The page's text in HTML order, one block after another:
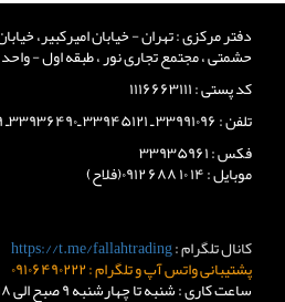
دفتر مرکزی : تهران - خیابان امیرکبیر،
حشمتی ، مجتمع تجاری نور ، طبقه اول - واحد ۲۰۶
کد پستی : ۱۱۱۶۶۶۳۱۱۱
تلفن : ۳۳۹۹۱۰۹۶ ـ ۳۳۹۴۵۱۲۱ ـ۳۳۹۳۶۴۹۰ـ ۳۳۹۳۶۴۵۹ ـ ۳۳۹۳۶۴۳۸
فکس : ۳۳۹۳۵۹۶۱
موبایل : ۱۴ ۱۰ ۶۸۸ ۰۹۱۲(فلاح)
کانال تلگرام :https://t.me/fallahtrading
پشتیبانی واتس آپ و تلگرام : ۰۹۱۰۶۴۹۰۲۲۲
ساعت کاری : شنبه تا چهارشنبه ۹ صبح الی ۱۸